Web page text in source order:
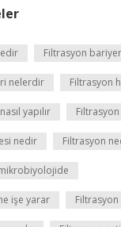
Filtrasyon
nelerdir Filtrasyon
yapılır
nedir Filtrasyon
işe yarar